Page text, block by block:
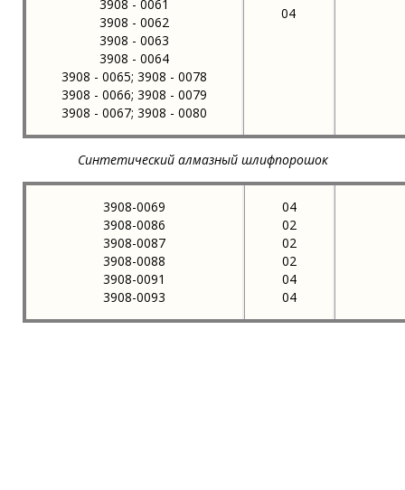
3908 - 0061
3908 - 0062
3908 - 0063
3908 - 0064
3908 - 0065; 3908 - 0078
3908 - 0066; 3908 - 0079
3908 - 0067; 3908 - 0080
04
Синтетический алмазный шлифпорошок
3908-0069
3908-0086
3908-0087
3908-0088
3908-0091
3908-0093
04
02
02
02
04
04